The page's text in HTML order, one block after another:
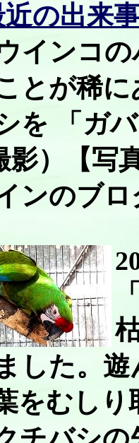
の出来
インコ
とが稀に
を 「ガ
影）【写
ンのブ
した。
をむし